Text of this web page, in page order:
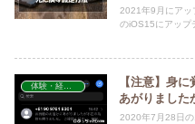
2021年9月にアッ
のiOS15にアップ
体験・経験談
【注意】身
あがりました
2020年7月28日の